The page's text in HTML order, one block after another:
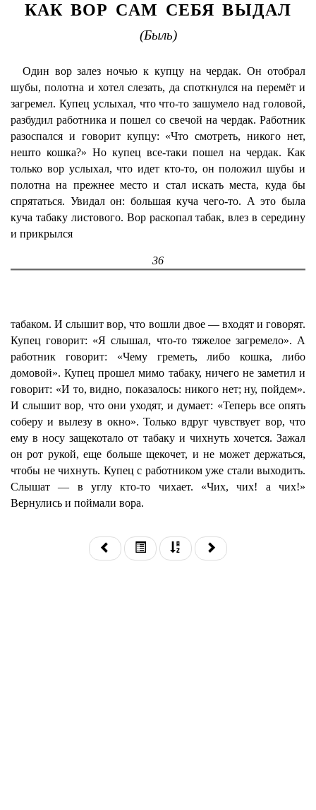
КАК ВОР САМ СЕБЯ ВЫДАЛ
(Быль)
Один вор залез ночью к купцу на чердак. Он отобрал
шубы, полотна и хотел слезать, да споткнулся на перемёт и
загремел. Купец услыхал, что что-то зашумело над головой,
разбудил работника и пошел со свечой на чердак. Работник
разоспался и говорит купцу: «Что смотреть, никого нет,
нешто кошка?» Но купец все-таки пошел на чердак. Как
только вор услыхал, что идет кто-то, он положил шубы и
полотна на прежнее место и стал искать места, куда бы
спрятаться. Увидал он: большая куча чего-то. А это была
куча табаку листового. Вор раскопал табак, влез в середину
и прикрылся
36
табаком. И слышит вор, что вошли двое — входят и говорят.
Купец говорит: «Я слышал, что-то тяжелое загремело». А
работник говорит: «Чему греметь, либо кошка, либо
домовой». Купец прошел мимо табаку, ничего не заметил и
говорит: «И то, видно, показалось: никого нет; ну, пойдем».
И слышит вор, что они уходят, и думает: «Теперь все опять
соберу и вылезу в окно». Только вдруг чувствует вор, что
ему в носу защекотало от табаку и чихнуть хочется. Зажал
он рот рукой, еще больше щекочет, и не может держаться,
чтобы не чихнуть. Купец с работником уже стали выходить.
Слышат — в углу кто-то чихает. «Чих, чих! а чих!»
Вернулись и поймали вора.